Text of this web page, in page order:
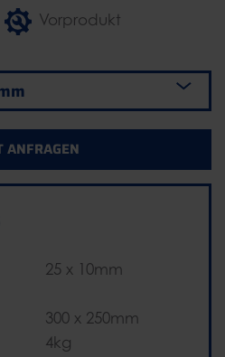
Vorprodukt
ANFRAGEN
25 x 10mm
300 x 250mm
4kg